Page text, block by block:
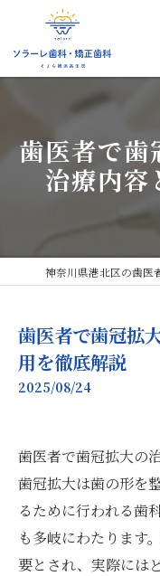
歯医者で歯
治療内容
歯医者で歯冠拡
用を徹底解説
2025/08/24
歯医者で歯冠拡大の
歯冠拡大は歯の形を
るために行われる歯
も多岐にわたります
要とされ、実際には